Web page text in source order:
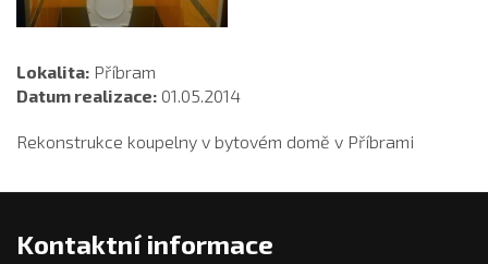
Lokalita: Příbram
Datum realizace: 01.05.2014
Rekonstrukce koupelny v bytovém domě v Příbrami
Kontaktní informace